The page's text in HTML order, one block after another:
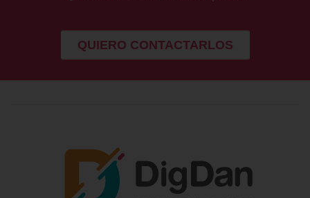
QUIERO CONTACTARLOS